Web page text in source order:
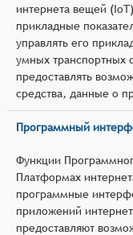
интернета вещей
прикладные
управлять его
умных транспортных
предоставлять
средства, данные о
Программный
Функции
Платформах
программные
приложений
предоставляют